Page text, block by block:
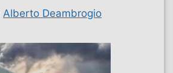
Alberto Deambrogio